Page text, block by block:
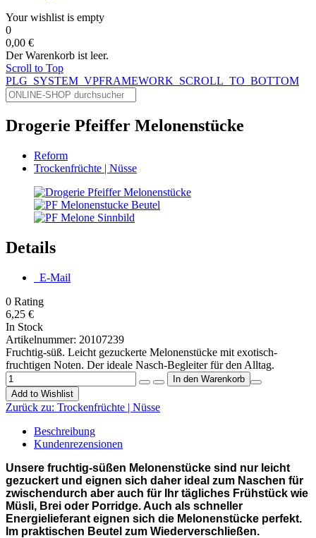
Your wishlist is empty
0
0,00 €
Der Warenkorb ist leer.
Scroll to Top
PLG_SYSTEM_VPFRAMEWORK_SCROLL_TO_BOTTOM
Drogerie Pfeiffer Melonenstücke
Reform
Trockenfrüchte | Nüsse
Details
E-Mail
0 Rating
6,25 €
In Stock
Artikelnummer: 20107239
Fruchtig-süß. Leicht gezuckerte Melonenstücke mit exotisch-
fruchtigen Noten. Der ideale Nasch-Begleiter für den Alltag.
Add to Wishlist
Zurück zu: Trockenfrüchte | Nüsse
Beschreibung
Kundenrezensionen
Unsere fruchtig-süßen Melonenstücke sind nur leicht
gezuckert und eignen sich daher ideal zum Naschen für
zwischendurch aber auch für Ihr tägliches Frühstück wie
Müsli, Brei oder Porridge. Auch als schneller
Energielieferant eignen sich die Melonenstücke perfekt.
Im praktischen Beutel zum Wiederverschließen.